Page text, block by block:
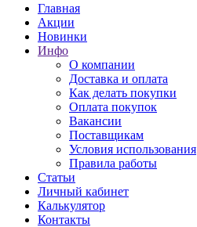
Главная
Акции
Новинки
Инфо
О компании
Доставка и оплата
Как делать покупки
Оплата покупок
Вакансии
Поставщикам
Условия использования
Правила работы
Статьи
Личный кабинет
Калькулятор
Контакты